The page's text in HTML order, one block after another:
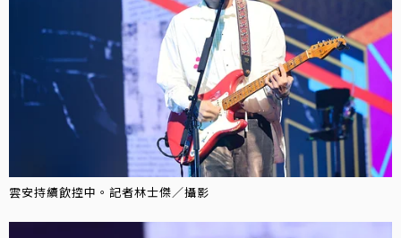
雲安持續飲控中。記者林士傑／攝影